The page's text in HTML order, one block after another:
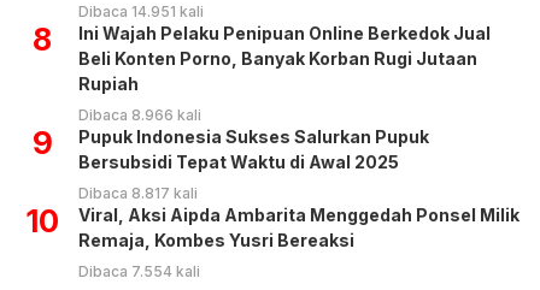
Dibaca 14.951 kali
8
Ini Wajah Pelaku Penipuan Online Berkedok Jual
Beli Konten Porno, Banyak Korban Rugi Jutaan
Rupiah
Dibaca 8.966 kali
9
Pupuk Indonesia Sukses Salurkan Pupuk
Bersubsidi Tepat Waktu di Awal 2025
Dibaca 8.817 kali
10
Viral, Aksi Aipda Ambarita Menggedah Ponsel Milik
Remaja, Kombes Yusri Bereaksi
Dibaca 7.554 kali